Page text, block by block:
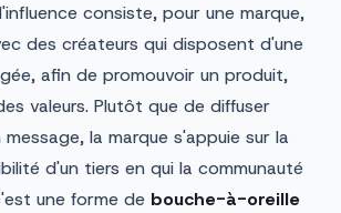
consiste, pour une marque,
des créateurs qui disposent d'une
afin de promouvoir un produit,
valeurs. Plutôt que de diffuser
la marque s'appuie sur la
d'un tiers en qui la communauté
une forme de bouche-à-oreille